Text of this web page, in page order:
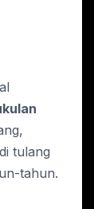
tulang
tahun.